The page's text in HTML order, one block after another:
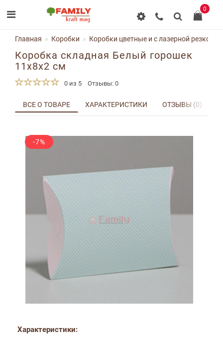
0
Главная Коробки Коробки цветные и с лазерной резкой
Коробка складная Белый горошек
11x8x2 см
0 из 5 Отзывы: 0
ВСЕ О ТОВАРЕ ХАРАКТЕРИСТИКИ ОТЗЫВЫ (0)
-7%
Характеристики: